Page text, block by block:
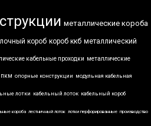
металлические короба
короб короб ккб металлический
кабельные проходки металлические
пкм опорные конструкции модульная кабельная
лотки кабельный лоток кабельный короб
короба лестничный лоток лотки перфорированные производство